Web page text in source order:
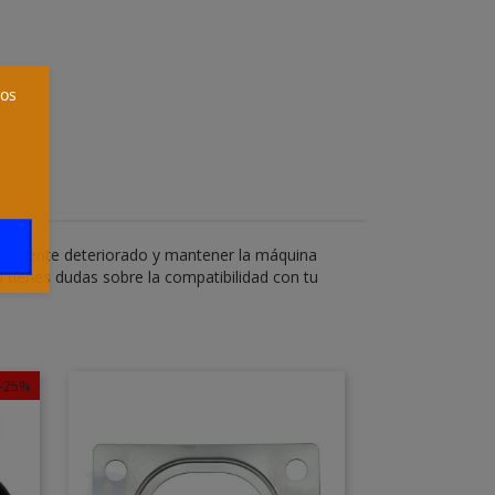
deteriorado y mantener la máquina
dudas sobre la compatibilidad con tu
-25%